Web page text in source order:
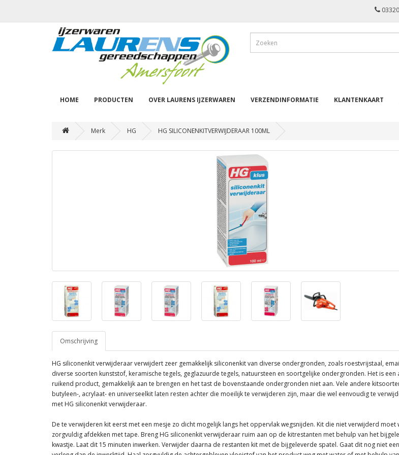
HOME PRODUCTEN OVER LAURENS IJZERWAREN VERZENDINFORMATIE KLANTENKAART
Merk HG HG SILICONENKITVERWIJDERAAR 100ML
Omschrijving
HG siliconenkit verwijderaar verwijdert zeer gemakkelijk siliconenkit van diverse ondergronden, zoals roestvrijstaal,
diverse soorten kunststof, keramische tegels, geglazuurde tegels, natuursteen en soortgelijke ondergronden. Het is een
ruikend product, gemakkelijk aan te brengen en het tast de bovenstaande ondergronden niet aan. Vele andere
butyleen-, acrylaat- en universeelkit laten resten achter die moeilijk te verwijderen zijn, maar die wel eenvoudig te
met HG siliconenkit verwijderaar.
De te verwijderen kit eerst met een mesje zo dicht mogelijk langs het oppervlak wegsnijden. Kit die niet verwijderd moet
zorgvuldig afdekken met tape. Breng HG siliconenkit verwijderaar ruim aan op de kitrestanten met behulp van het
kwastje. Laat dit 15 minuten inwerken. Verwijder daarna de restanten kit met de bijgeleverde spatel. Gaat dit nog niet